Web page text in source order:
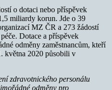
o dotaci nebo příspěvek
miliardy korun. Jde o 39
MZ ČR a 273 žádostí
Dotace a příspěvek
odměny zaměstnancům, kteří
května 2020 působili v
zdravotnického personálu
odměny pro